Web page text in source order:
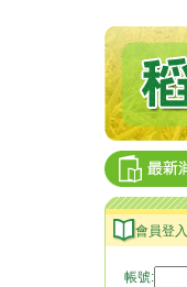
會員登入
帳號: